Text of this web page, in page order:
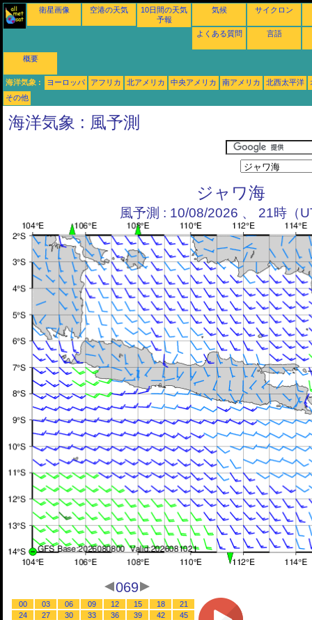
衛星画像 空港の天気
10日間の天気
予報
気候 サイクロン
よくある質問 言語
概要
海洋気象 : ヨーロッパ アフリカ 北アメリカ 中央アメリカ 南アメリカ 北西太平洋
その他
海洋気象 : 風予測
ジャワ海
風予測 : 10/08/2026 、 21時（
069
00 03 06 09 12 15 18
21
24
27 30 33 36 39 42
45